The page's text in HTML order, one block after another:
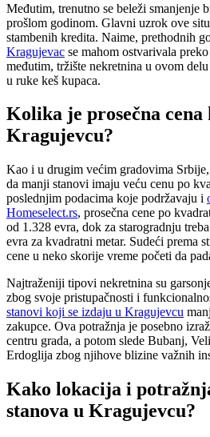
Međutim, trenutno se beleži smanjenje
prošlom godinom. Glavni uzrok ove
stambenih kredita. Naime, prethodnih
Kragujevac se mahom ostvarivala
međutim, tržište nekretnina u ovom
u ruke keš kupaca.
Kolika je prosečna
Kragujevcu?
Kao i u drugim većim gradovima
da manji stanovi imaju veću cenu po
poslednjim podacima koje podržavaju i
Homeselect.rs, prosečna cene po
od 1.328 evra, dok za starogradnju
evra za kvadratni metar. Sudeći prema
cene u neko skorije vreme početi da
Najtraženiji tipovi nekretnina su
zbog svoje pristupačnosti i
stanovi koji se izdaju u Kragujevcu
zakupce. Ova potražnja je posebno
centru grada, a potom slede Bubanj,
Erdoglija zbog njihove blizine važnih
Kako lokacija i
stanova u Kragujevcu?